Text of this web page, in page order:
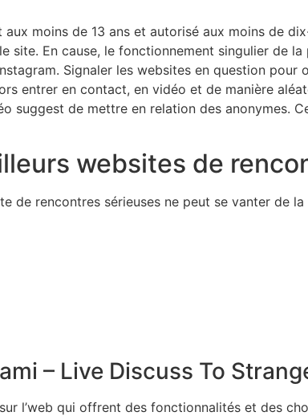
moins de 13 ans et autorisé aux moins de
site. En cause, le fonctionnement singulier de
Signaler les websites en question pour
entrer en contact, en vidéo et de manière
suggest de mettre en relation des anonymes.
websites de
de rencontres sérieuses ne peut se vanter de
– Live Discuss To
l’web qui offrent des fonctionnalités et des